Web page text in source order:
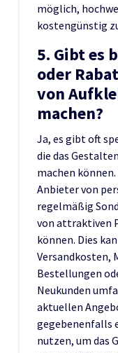
möglich,
kostengünstig
5. Gibt es
oder
von
machen?
Ja, es gibt oft
die das
machen
Anbieter von
regelmäßig
von attraktiven
können. Dies
Versandkosten,
Bestellungen
Neukunden
aktuellen
gegebenenfalls
nutzen, um das